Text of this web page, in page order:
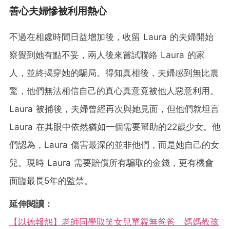
善心夫婦慘被利用熱心
不過在相處時間日益增加後，收留 Laura 的夫婦開始
察覺到她有點不妥，兩人後來嘗試聯絡 Laura 的家
人，並終揭穿她的騙局。得知真相後，夫婦感到無比震
驚，他們無法相信自己的真心真意竟被他人惡意利用。
Laura 被捕後，夫婦曾經再次與她見面，但他們就坦言
Laura 在其眼中依然猶如一個需要幫助的22歲少女。他
們認為，Laura 傷害最深的並非他們，而是她自己的女
兒。現時 Laura 需要賠償所有騙取的金錢，更有機會
面臨最長5年的監禁。
延伸閱讀：
【以德報怨】老師同學取笑女兒單親無爸爸 媽媽教孩